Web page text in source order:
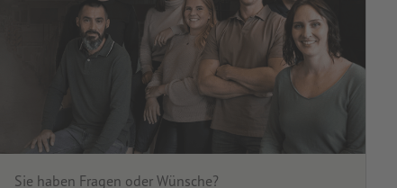
Sie haben Fragen oder Wünsche?